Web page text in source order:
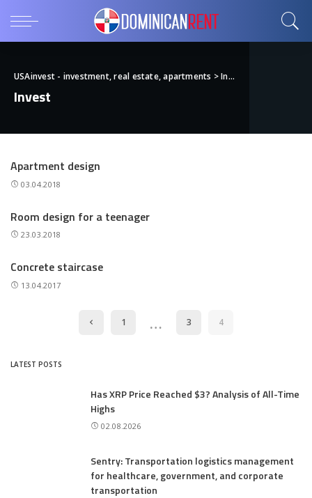
USAinvest - investment, real estate, apartments >Invest
Invest
Apartment design
03.04.2018
Room design for a teenager
23.03.2018
Concrete staircase
13.04.2017
1 … 3 4
LATEST POSTS
Has XRP Price Reached $3? Analysis of All-Time
Highs
02.08.2026
Sentry: Transportation logistics management
for healthcare, government, and corporate
transportation